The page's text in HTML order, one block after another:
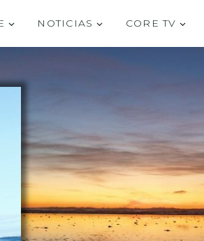
NOTICIAS CORE TV